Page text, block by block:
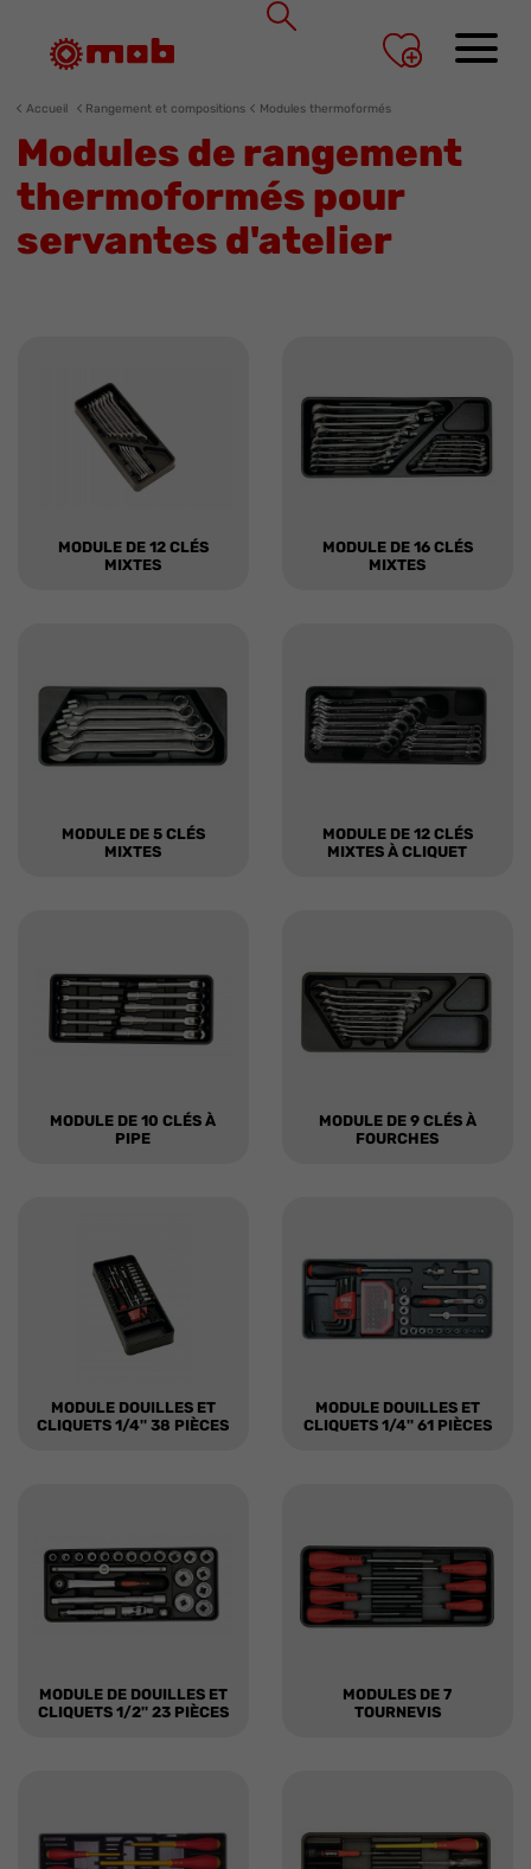
Accueil Rangement et compositions Modules thermoformés
Modules de rangement
thermoformés pour
servantes d'atelier
MODULE DE 12 CLÉS
MIXTES
MODULE DE 16 CLÉS
MIXTES
MODULE DE 5 CLÉS
MIXTES
MODULE DE 12 CLÉS
MIXTES À CLIQUET
MODULE DE 10 CLÉS À
PIPE
MODULE DE 9 CLÉS À
FOURCHES
MODULE DOUILLES ET
CLIQUETS 1/4'' 38 PIÈCES
MODULE DOUILLES ET
CLIQUETS 1/4'' 61 PIÈCES
MODULE DE DOUILLES ET
CLIQUETS 1/2'' 23 PIÈCES
MODULES DE 7
TOURNEVIS